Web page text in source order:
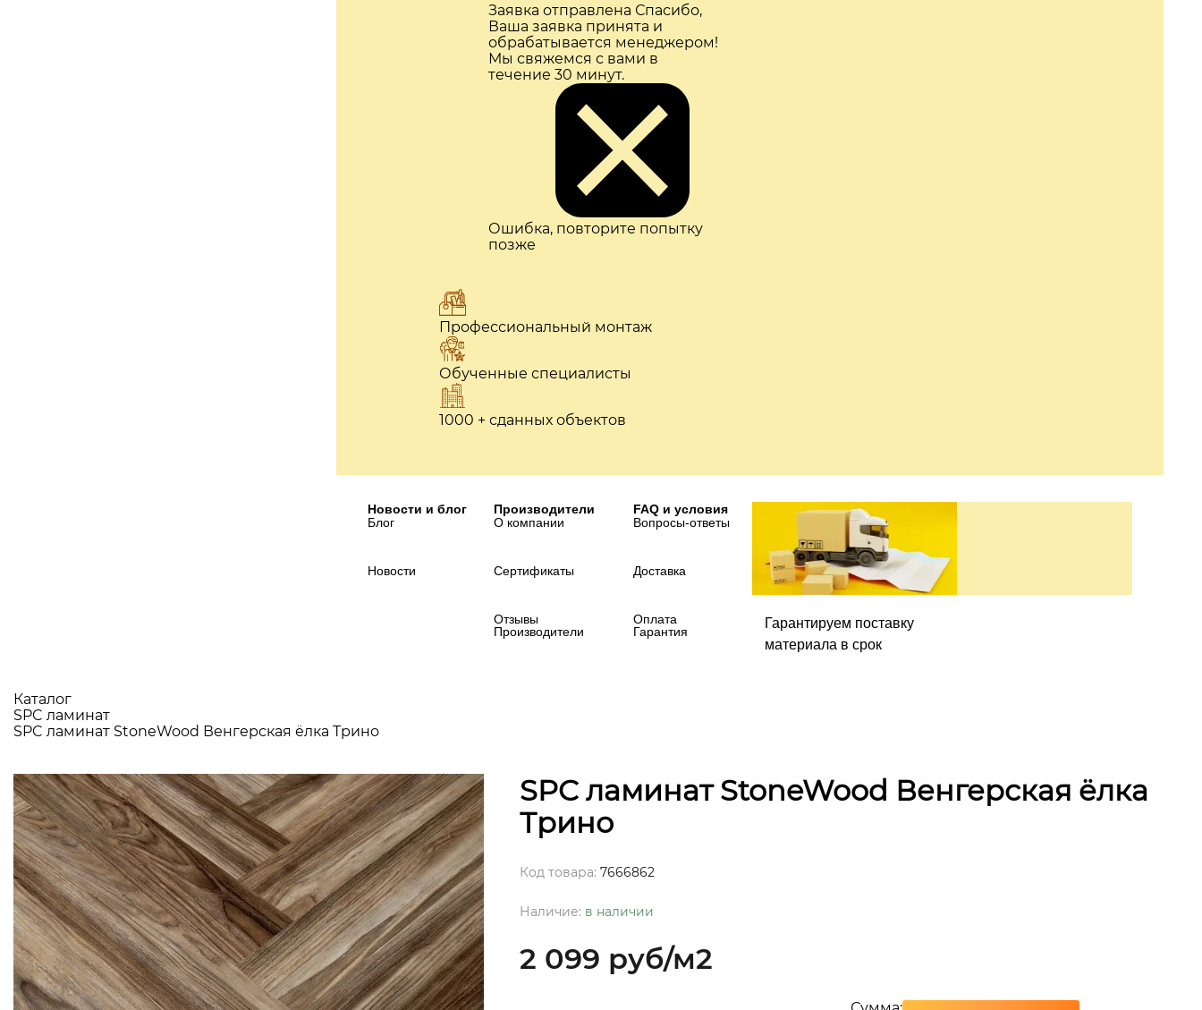
Заявка отправлена Спасибо,
Ваша заявка принята и
обрабатывается менеджером!
Мы свяжемся с вами в
течение 30 минут.
Ошибка, повторите попытку
позже
Профессиональный монтаж
Обученные специалисты
1000 + сданных объектов
Новости и блог
Блог
Новости
Производители
О компании
Сертификаты
Отзывы
Производители
FAQ и условия
Вопросы-ответы
Доставка
Оплата
Гарантия
Гарантируем поставку
материала в срок
Каталог
SPC ламинат
SPC ламинат StoneWood Венгерская ёлка Трино
SPC ламинат StoneWood Венгерская ёлка
Трино
Код товара: 7666862
Наличие: в наличии
2 099 руб/м2